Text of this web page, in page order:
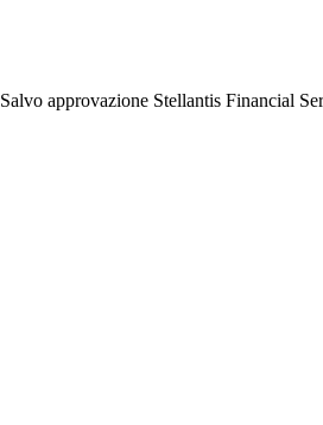
Salvo approvazione Stellantis Financial